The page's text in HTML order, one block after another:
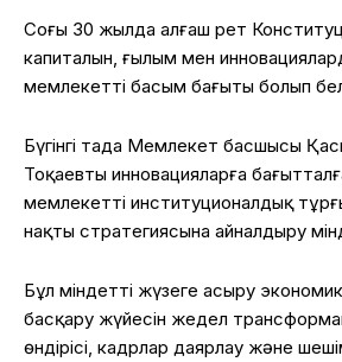
Соңғы 30 жылда алғаш рет
капиталын, ғылым мен
мемлекеттің басым бағыты болып
Бүгінгі таңда Мемлекет басшысы
Тоқаевтың инновацияларға
мемлекетті институционалдық
нақты стратегиясына айналдыру
Бұл міндетті жүзеге асыру
басқару жүйесін жедел
өндірісі, кадрлар даярлау және